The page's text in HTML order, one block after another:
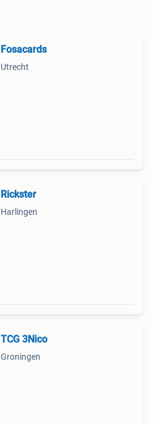
Fosacards
Utrecht
Rickster
Harlingen
TCG 3Nico
Groningen